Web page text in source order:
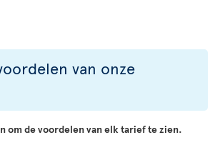
van onze
om de voordelen van elk tarief te zien.